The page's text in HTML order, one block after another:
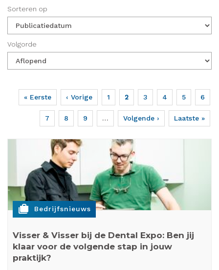
Sorteren op
Volgorde
Paginering
Eerste
pagina
« Eerste
Vorige
pagina
‹ Vorige Page
1
Huidige
pagina
2 Page
3 Page
4 Page
5 Page
6
Page
7 Page
8 Page
9 …
Volgende
pagina
Volgende ›
Laatste
pagina
Laatste »
cases Bedrijfsnieuws
Visser & Visser bij de Dental Expo: Ben jij
klaar voor de volgende stap in jouw
praktijk?